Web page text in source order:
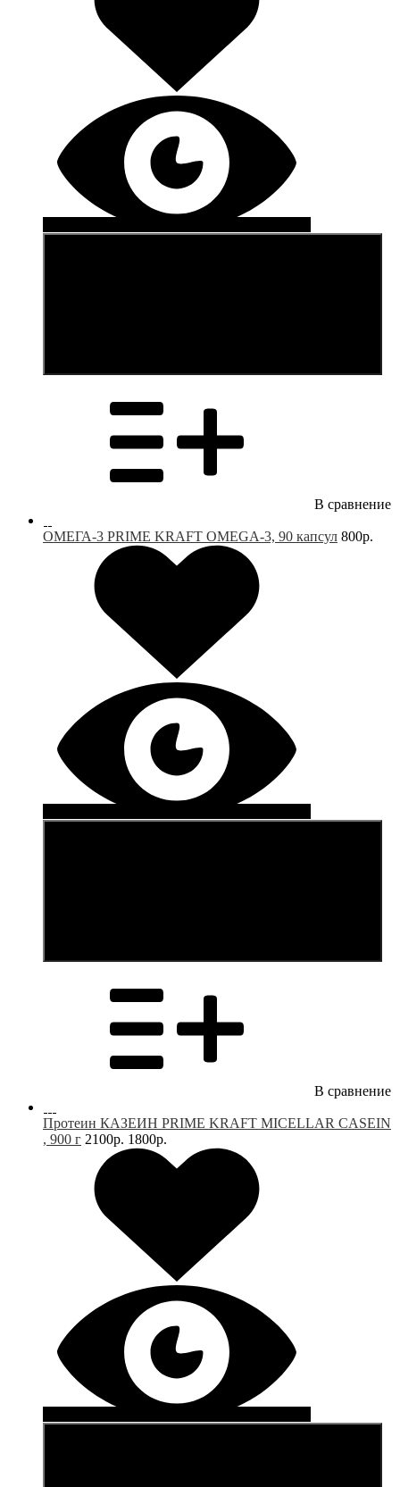
В сравнение
ОМЕГА-3 PRIME KRAFT OMEGA-3, 90 капсул 800р.
В сравнение
Протеин КАЗЕИН PRIME KRAFT MICELLAR CASEIN
, 900 г 2100р. 1800р.